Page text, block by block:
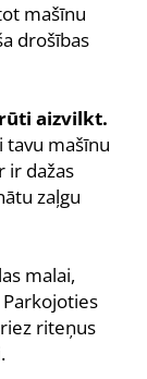
mašīnu
drošības
aizvilkt.
tavu mašīnu
ir dažas
zaļgu
malai,
riteņus